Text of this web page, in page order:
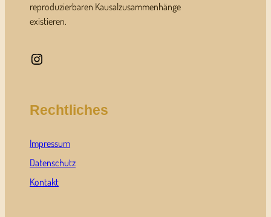
reproduzierbaren Kausalzusammenhänge
existieren.
Instagram
Rechtliches
Impressum
Datenschutz
Kontakt